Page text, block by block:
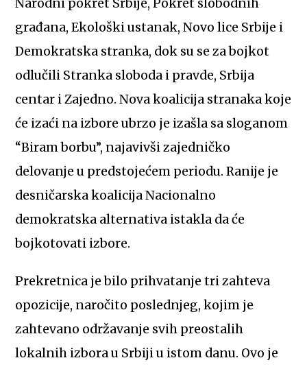
Narodni pokret Srbije, Pokret slobodnih
građana, Ekološki ustanak, Novo lice Srbije i
Demokratska stranka, dok su se za bojkot
odlučili Stranka sloboda i pravde, Srbija
centar i Zajedno. Nova koalicija stranaka koje
će izaći na izbore ubrzo je izašla sa sloganom
“Biram borbu”, najavivši zajedničko
delovanje u predstojećem periodu. Ranije je
desničarska koalicija Nacionalno
demokratska alternativa istakla da će
bojkotovati izbore.
Prekretnica je bilo prihvatanje tri zahteva
opozicije, naročito poslednjeg, kojim je
zahtevano održavanje svih preostalih
lokalnih izbora u Srbiji u istom danu. Ovo je